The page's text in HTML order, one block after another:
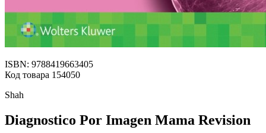
ISBN: 9788419663405
Код товара 154050
Shah
Diagnostico Por Imagen Mama Revision